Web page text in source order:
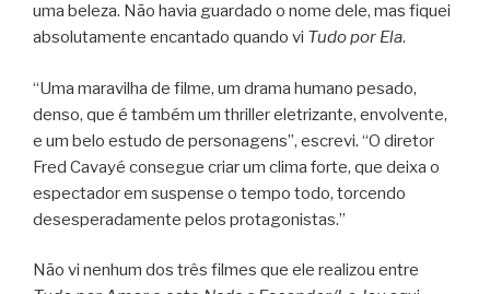
uma beleza. Não havia guardado o nome dele, mas fiquei
absolutamente encantado quando vi Tudo por Ela.
“Uma maravilha de filme, um drama humano pesado,
denso, que é também um thriller eletrizante, envolvente,
e um belo estudo de personagens”, escrevi. “O diretor
Fred Cavayé consegue criar um clima forte, que deixa o
espectador em suspense o tempo todo, torcendo
desesperadamente pelos protagonistas.”
Não vi nenhum dos três filmes que ele realizou entre